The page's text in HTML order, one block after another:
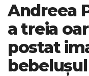
Andreea
a treia
postat